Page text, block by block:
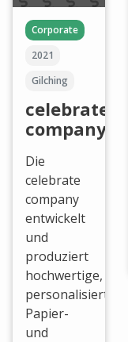
Corporate
2021
Gilching
celebrate
company
Die
celebrate
company
entwickelt
und
produziert
hochwertige,
personalisierte
Papier-
und